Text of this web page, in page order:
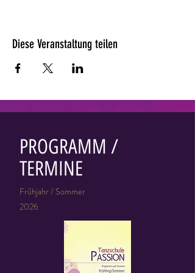
Diese Veranstaltung teilen
PROGRAMM /
TERMINE
Frühjahr / Sommer
2026